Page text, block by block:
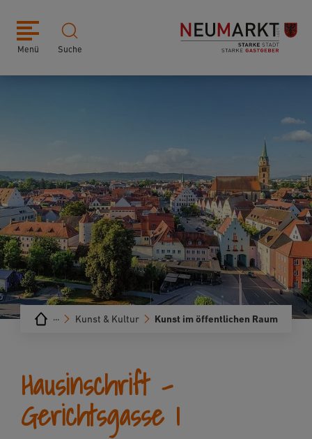
Menü Suche
Kunst im öffentlichen Raum
Kunst & Kultur
···
Hausinschrift -
Gerichtsgasse 1